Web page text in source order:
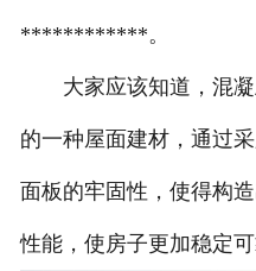
************。
大家应该知道，混凝
的一种屋面建材，通过
面板的牢固性，使得构
性能，使房子更加稳定可